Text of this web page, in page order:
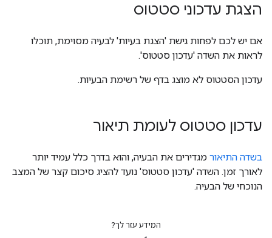
הצגת עדכוני סטטוס
אם יש לכם לפחות גישת 'הצגת בעיות' לבעיה מסוימת, תוכלו
לראות את השדה 'עדכון סטטוס'.
עדכון הסטטוס לא מוצג בדף של רשימת הבעיות.
עדכון סטטוס לעומת תיאור
בשדה התיאור מגדירים את הבעיה, והוא בדרך כלל עמיד יותר
לאורך זמן. השדה 'עדכון סטטוס' נועד להציג סיכום קצר של המצב
הנוכחי של הבעיה.
המידע עזר לך?